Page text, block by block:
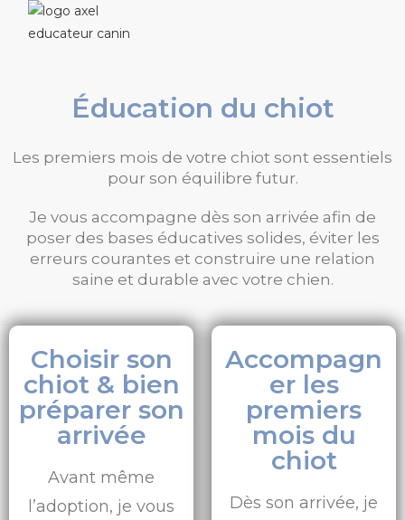
Éducation du chiot
Les premiers mois de votre chiot sont essentiels
pour son équilibre futur.
Je vous accompagne dès son arrivée afin de
poser des bases éducatives solides, éviter les
erreurs courantes et construire une relation
saine et durable avec votre chien.
Choisir son
chiot & bien
préparer son
arrivée
Avant même
l’adoption, je vous
Accompagn
er les
premiers
mois du
chiot
Dès son arrivée, je